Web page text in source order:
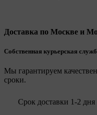
Доставка по Москве и
Собственная курьерская
Мы гарантируем
сроки.
Срок доставки 1-2 дня